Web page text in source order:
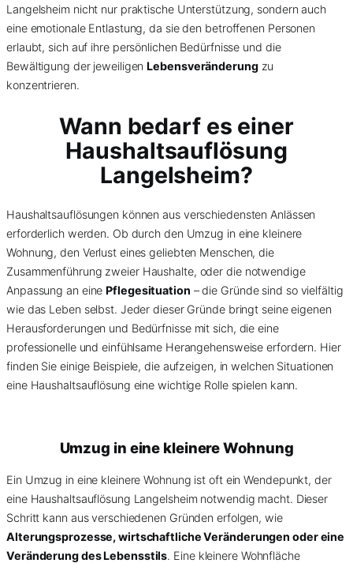
Langelsheim nicht nur praktische Unterstützung, sondern auch
eine emotionale Entlastung, da sie den betroffenen Personen
erlaubt, sich auf ihre persönlichen Bedürfnisse und die
Bewältigung der jeweiligenLebensveränderungzu
konzentrieren.
Wann bedarf es einer
Haushaltsauflösung
Langelsheim?
Haushaltsauflösungen können aus verschiedensten Anlässen
erforderlich werden. Ob durch den Umzug in eine kleinere
Wohnung, den Verlust eines geliebten Menschen, die
Zusammenführung zweier Haushalte, oder die notwendige
Anpassung an einePflegesituation – die Gründe sind so vielfältig
wie das Leben selbst. Jeder dieser Gründe bringt seine eigenen
Herausforderungen und Bedürfnisse mit sich, die eine
professionelle und einfühlsame Herangehensweise erfordern. Hier
finden Sie einige Beispiele, die aufzeigen, in welchen Situationen
eine Haushaltsauflösung eine wichtige Rolle spielen kann.
Umzug in eine kleinere Wohnung
Ein Umzug in eine kleinere Wohnung ist oft ein Wendepunkt, der
eine Haushaltsauflösung Langelsheim notwendig macht. Dieser
Schritt kann aus verschiedenen Gründen erfolgen, wie
Alterungsprozesse, wirtschaftliche Veränderungen oder eine
Veränderung des Lebensstils. Eine kleinere Wohnfläche